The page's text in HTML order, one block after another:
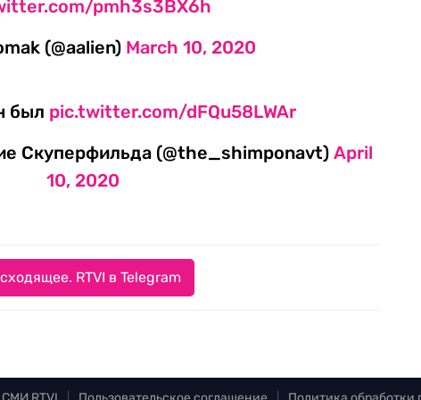
pmh3s3BX6h
(@aalien) March 10, 2020
был pic.twitter.com/dFQu58LWAr
Скуперфильда (@the_shimponavt)April
10, 2020
RTVI в Telegram